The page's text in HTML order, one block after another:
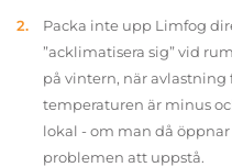
Packa inte upp Limfog
”acklimatisera sig” vid
på vintern, när
temperaturen är minus
lokal - om man då
problemen att uppstå.